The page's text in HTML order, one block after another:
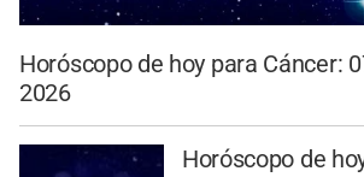
Horóscopo de hoy para Cáncer:
2026
Horóscopo de